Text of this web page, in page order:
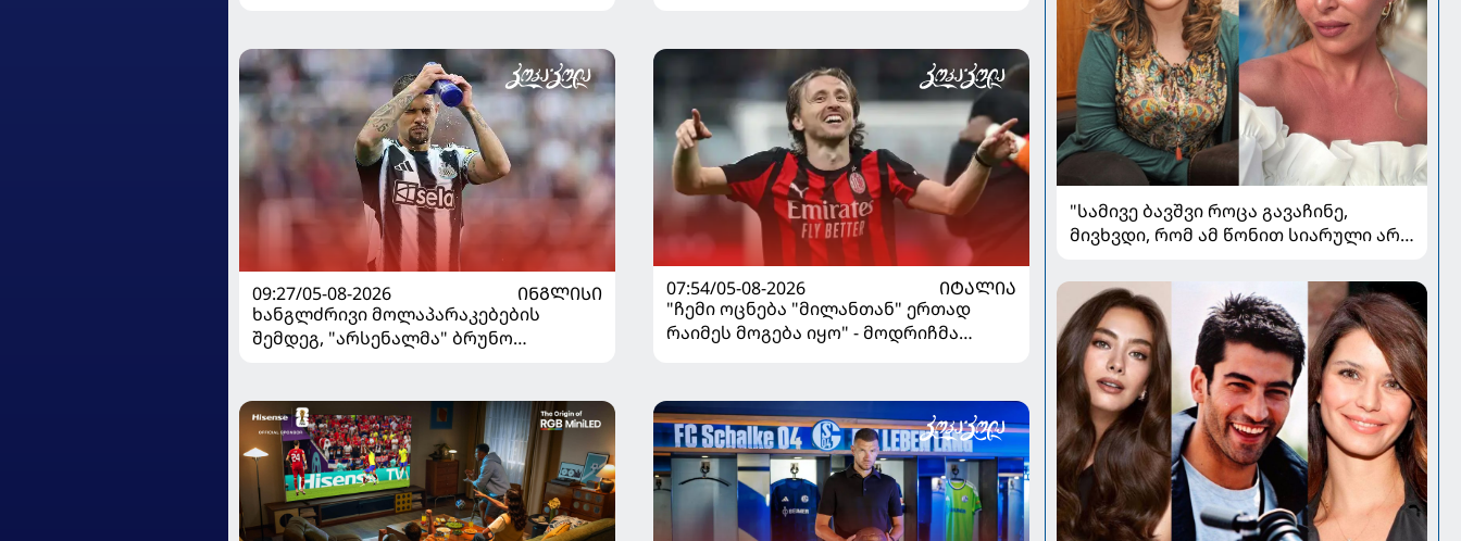
09:27/05-08-2026
ᲘᲜᲒᲚᲘᲡᲘ
ხანგლძრივი მოლაპარაკებების
შემდეგ, "არსენალმა" ბრუნო
07:54/05-08-2026
ᲘᲢᲐᲚᲘᲐ
"ჩემი ოცნება "მილანთან" ერთად
რაიმეს მოგება იყო" - მოდრიჩმა
"სამივე ბავშვი როცა გავაჩინე,
მივხვდი, რომ ამ წონით სიარული არ
კილოგრამამდე - თამუნა
ლეკვეიშვილი წონის კლების
გამოცდილებაზე საუბრობს